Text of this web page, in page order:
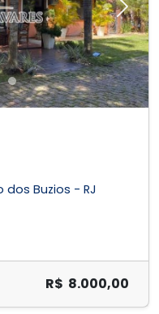
Next
Buzios - RJ
R$ 8.000,00